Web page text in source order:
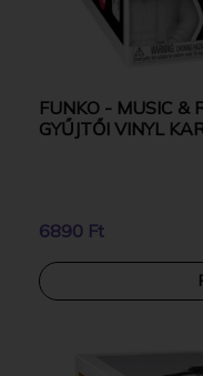
FUNKO - MUSIC &
GYŰJTŐI VINYL
6890 Ft